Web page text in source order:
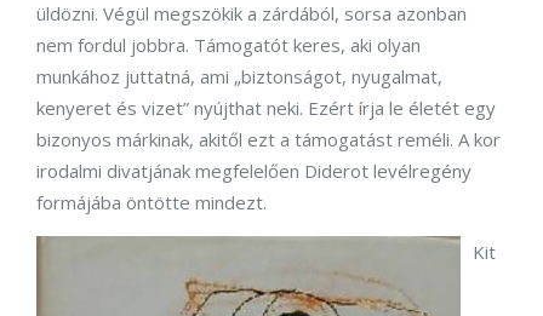
üldözni. Végül megszökik a zárdából, sorsa azonban
nem fordul jobbra. Támogatót keres, aki olyan
munkához juttatná, ami „biztonságot, nyugalmat,
kenyeret és vizet” nyújthat neki. Ezért írja le életét egy
bizonyos márkinak, akitől ezt a támogatást reméli. A kor
irodalmi divatjának megfelelően Diderot levélregény
formájába öntötte mindezt.
Kit